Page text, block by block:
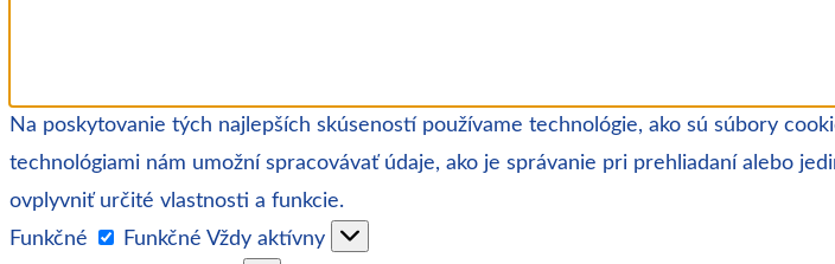
Na poskytovanie tých najlepších skúseností používame technológie, ako sú súbory
technológiami nám umožní spracovávať údaje, ako je správanie pri prehliadaní alebo
ovplyvniť určité vlastnosti a funkcie.
Funkčné
Funkčné Vždy aktívny